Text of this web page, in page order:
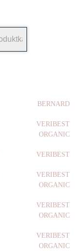
BERNARD
VERIBEST
ORGANIC
VERIBEST
VERIBEST
ORGANIC
VERIBEST
ORGANIC
VERIBEST
ORGANIC